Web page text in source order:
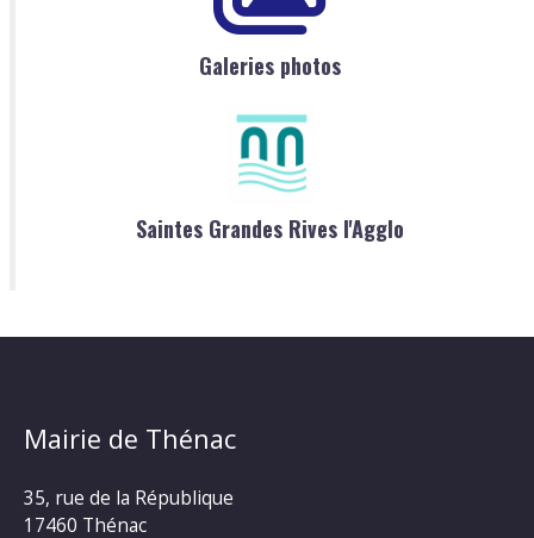
Galeries photos
Saintes Grandes Rives l'Agglo
Mairie de Thénac
35, rue de la République
17460 Thénac